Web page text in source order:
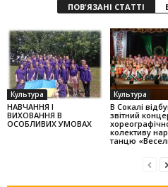
ПОВ'ЯЗАНІ СТАТТІ
Культура
НАВЧАННЯ І
ВИХОВАННЯ В
ОСОБЛИВИХ УМОВАХ
Культура
В Сокалі
звітний
колек­тиву
танцю